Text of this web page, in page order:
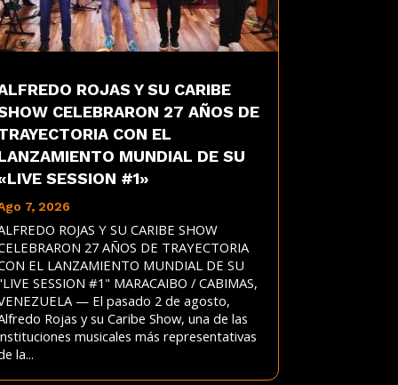
ROJAS Y SU CARIBE
CELEBRARON 27 AÑOS DE
CON EL
MUNDIAL DE SU
SESSION #1»
7, 2026
ROJAS Y SU CARIBE SHOW
27 AÑOS DE TRAYECTORIA
EL LANZAMIENTO MUNDIAL DE SU
SESSION #1" MARACAIBO / CABIMAS,
— El pasado 2 de agosto,
Rojas y su Caribe Show, una de las
musicales más representativas
la...